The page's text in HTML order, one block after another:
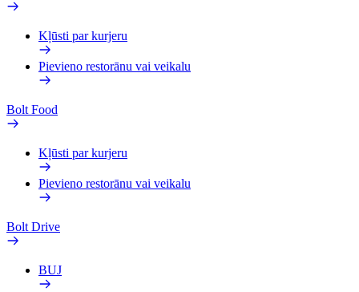
Kļūsti par kurjeru
Pievieno restorānu vai veikalu
Bolt Food
Kļūsti par kurjeru
Pievieno restorānu vai veikalu
Bolt Drive
BUJ